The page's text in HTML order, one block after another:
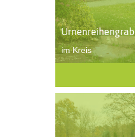
Urnenreihengrab
im Kreis